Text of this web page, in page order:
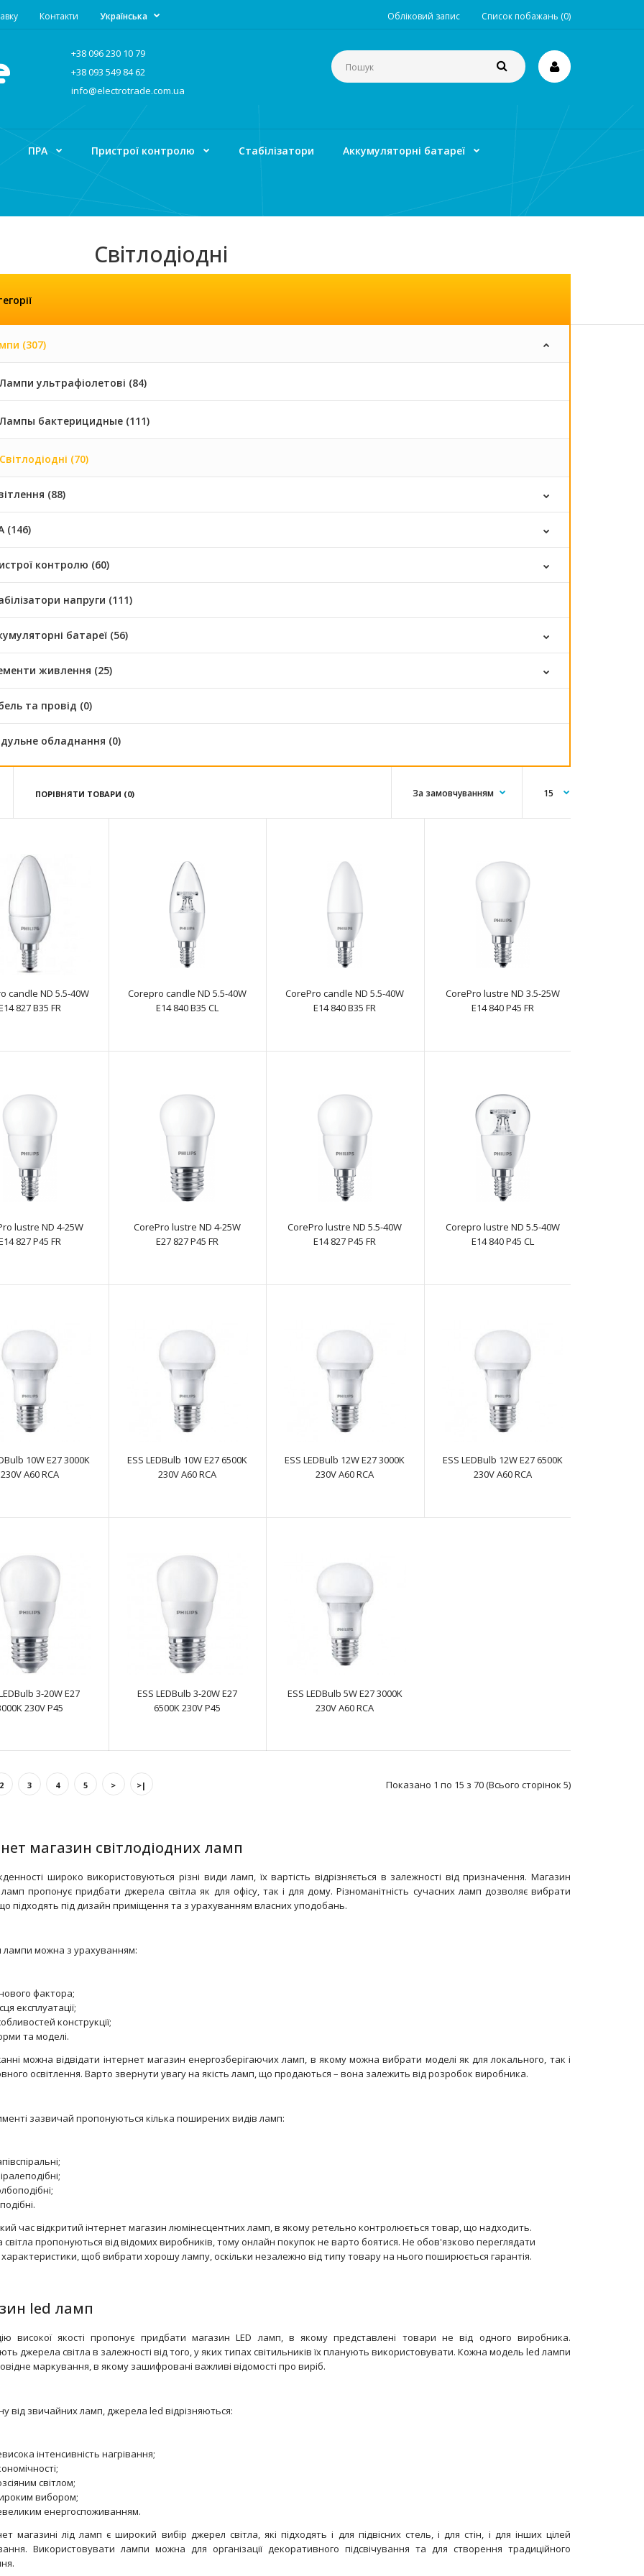
Контакти Обліковий запис Список побажань (0)
Українська
+38 096 230 10 79
+38 093 549 84 62
info@electrotrade.com.ua
ПРА Пристрої контролю Стабілізатори Аккумуляторні батареї
Світлодіодні
(307)
ультрафіолетові (84)
бактерицидные (111)
Світлодіодні (70)
(88)
(146)
контролю (60)
напруги (111)
батареї (56)
живлення (25)
та провід (0)
обладнання (0)
ПОРІВНЯТИ ТОВАРИ (0)
CorePro candle ND 5.5-40W E14 827 B35 FR
text_zero
Потужність 5,5 ВтЦоколь Е14Тип колби B35
МатоваДіаметр 35 ммКолірна температура 2700К
text_zero Потужність 5,5 ВтЦоколь Е14..
text_zero Потужність 5,5 ВтЦоколь Е14..
CorePro lustre ND 3.5-25W E14 840 P45 FR
text_zero
Потужність 3,5 ВтЦоколь Е14Тип колби P45
МатоваДіаметр 45 ммДовжина 88 мм Колірна
температура 4000К..
text_zero
Потужність 4 ВтЦоколь Е14 Тип колби P45 Матова
Діаметр 45 ммДовжина 88 ммКолірна температура
2700К С..
Діаметр 45 ммДовжина 87 ммКолірна температура
CorePro lustre ND 5.5-40W E14 827 P45 FR
text_zero
Потужність 5,5 ВтЦоколь Е14Тип колби P45
Corepro lustre ND 5.5-40W E14 840 P45 CL
text_zero Потужність 5,5 ВтЦоколь Е14..
ESS LEDBulb 10W E27 3000K 230V A60 RCA
text_zero
Потужність 10 ВтЦоколь Е27 Тип колби А60Колірна
ESS LEDBulb 10W E27 6500K 230V A60 RCA
candle ND 5.5-40W
827 B35 FR
Corepro candle ND 5.5-40W
E14 840 B35 CL
CorePro candle ND 5.5-40W
E14 840 B35 FR
CorePro lustre ND 3.5-25W
E14 840 P45 FR
lustre ND 4-25W
827 P45 FR
CorePro lustre ND 4-25W
E27 827 P45 FR
CorePro lustre ND 5.5-40W
E14 827 P45 FR
Corepro lustre ND 5.5-40W
E14 840 P45 CL
10W E27 3000K
230V A60 RCA
ESS LEDBulb 10W E27 6500K
230V A60 RCA
ESS LEDBulb 12W E27 3000K
230V A60 RCA
ESS LEDBulb 12W E27 6500K
230V A60 RCA
3-20W E27
230V P45
ESS LEDBulb 3-20W E27
6500K 230V P45
ESS LEDBulb 5W E27 3000K
230V A60 RCA
2 3 4 5 > >| Показано 1 по 15 з 70 (Всього сторінок 5)
магазин світлодіодних ламп
широко використовуються різні види ламп, їх вартість відрізняється в залежності від призначення. Магазин
ламп пропонує придбати джерела світла як для офісу, так і для дому. Різноманітність сучасних ламп дозволяє вибрати
підходять під дизайн приміщення та з урахуванням власних уподобань.
лампи можна з урахуванням:
фактора;
експлуатації;
конструкції;
та моделі.
можна відвідати інтернет магазин енергозберігаючих ламп, в якому можна вибрати моделі як для локального, так і
освітлення. Варто звернути увагу на якість ламп, що продаються – вона залежить від розробок виробника.
зазвичай пропонуються кілька поширених видів ламп:
час відкритий інтернет магазин люмінесцентних ламп, в якому ретельно контролюється товар, що надходить.
пропонуються від відомих виробників, тому онлайн покупок не варто боятися. Не обов'язково переглядати
характеристики, щоб вибрати хорошу лампу, оскільки незалежно від типу товару на нього поширюється гарантія.
led ламп
високої якості пропонує придбати магазин LED ламп, в якому представлені товари не від одного виробника.
джерела світла в залежності від того, у яких типах світильників їх планують використовувати. Кожна модель led лампи
маркування, в якому зашифровані важливі відомості про виріб.
від звичайних ламп, джерела led відрізняються:
інтенсивність нагрівання;
світлом;
вибором;
енергоспоживанням.
магазині лід ламп є широкий вибір джерел світла, які підходять і для підвісних стель, і для стін, і для інших цілей
Використовувати лампи можна для організації декоративного підсвічування та для створення традиційного